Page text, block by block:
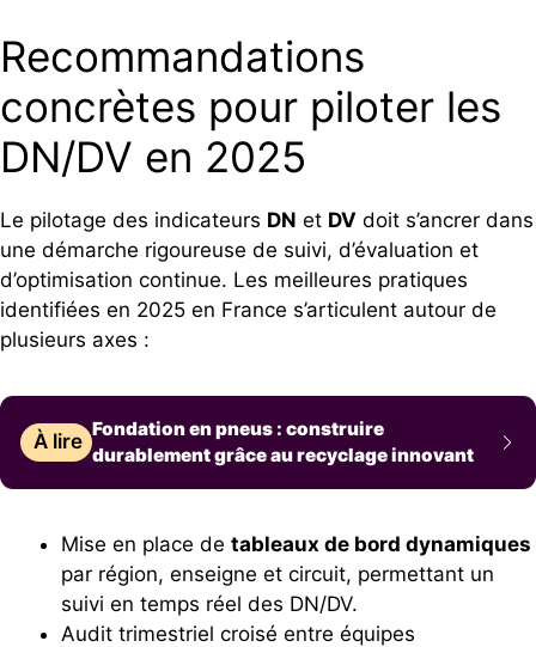
Recommandations
concrètes pour piloter les
DN/DV en 2025
Le pilotage des indicateurs DN et DV doit s’ancrer dans
une démarche rigoureuse de suivi, d’évaluation et
d’optimisation continue. Les meilleures pratiques
identifiées en 2025 en France s’articulent autour de
plusieurs axes :
À lire
Fondation en pneus : construire
durablement grâce au recyclage innovant
Mise en place de tableaux de bord dynamiques
par région, enseigne et circuit, permettant un
suivi en temps réel des DN/DV.
Audit trimestriel croisé entre équipes